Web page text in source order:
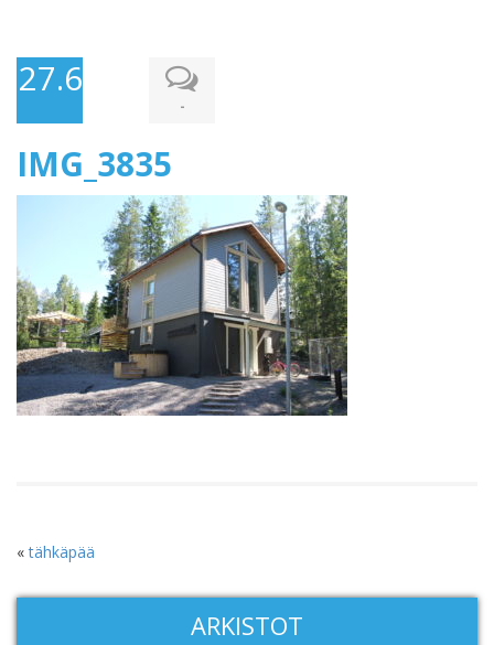
27.6.2016
-
IMG_3835
«tähkäpää
ARKISTOT